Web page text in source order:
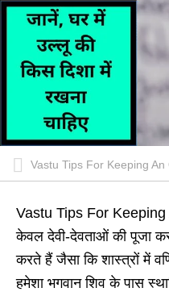
Vastu Tips For Keeping An
Vastu Tips For Keeping
केवल देवी-देवताओं की पूजा
करते हैं जैसा कि शास्त्रों में
हमेशा भगवान शिव के पास